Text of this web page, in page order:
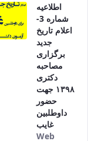
اطلاعیه
شماره 3-
اعلام تاریخ
جدید
برگزاری
مصاحبه
دکتری
۱۳۹۸ جهت
حضور
داوطلبین
غایب
Web